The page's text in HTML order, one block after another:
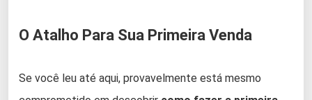
O Atalho Para Sua Primeira Venda
Se você leu até aqui, provavelmente está mesmo